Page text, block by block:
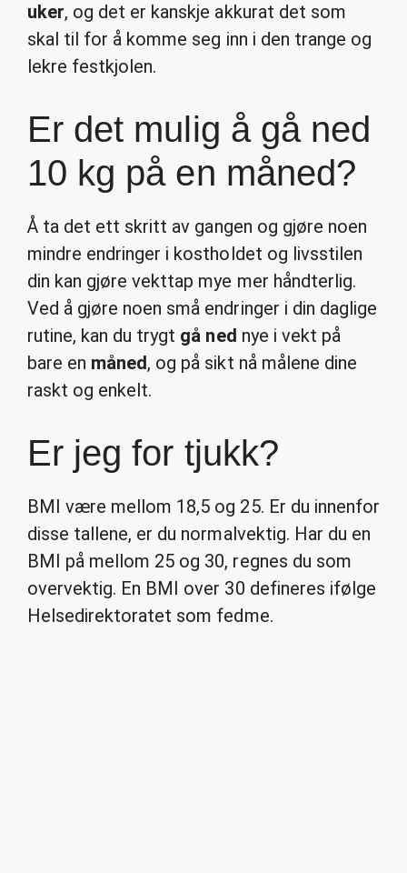
uker, og det er kanskje akkurat det som
skal til for å komme seg inn i den trange og
lekre festkjolen.
Er det mulig å gå ned
10 kg på en måned?
Å ta det ett skritt av gangen og gjøre noen
mindre endringer i kostholdet og livsstilen
din kan gjøre vekttap mye mer håndterlig.
Ved å gjøre noen små endringer i din daglige
rutine, kan du trygt gå ned nye i vekt på
bare en måned, og på sikt nå målene dine
raskt og enkelt.
Er jeg for tjukk?
BMI være mellom 18,5 og 25. Er du innenfor
disse tallene, er du normalvektig. Har du en
BMI på mellom 25 og 30, regnes du som
overvektig. En BMI over 30 defineres ifølge
Helsedirektoratet som fedme.